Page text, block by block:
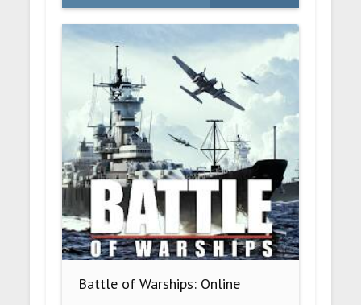
Battle of Warships: Online